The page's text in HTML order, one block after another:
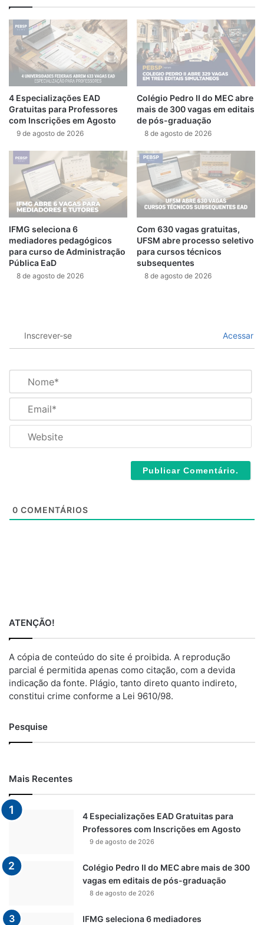
4 Especializações EAD
Gratuitas para Professores
com Inscrições em Agosto
9 de agosto de 2026
Colégio Pedro II do MEC abre
mais de 300 vagas em editais
de pós-graduação
8 de agosto de 2026
IFMG seleciona 6
mediadores pedagógicos
para curso de Administração
Pública EaD
8 de agosto de 2026
Com 630 vagas gratuitas,
UFSM abre processo seletivo
para cursos técnicos
subsequentes
8 de agosto de 2026
Inscrever-se Acessar
m
*a
l
0 COMENTÁRIOS
ATENÇÃO!
A cópia de conteúdo do site é proibida. A reprodução
parcial é permitida apenas como citação, com a devida
indicação da fonte. Plágio, tanto direto quanto indireto,
constitui crime conforme a Lei 9610/98.
Pesquise
Mais Recentes
4 Especializações EAD Gratuitas para
Professores com Inscrições em Agosto
9 de agosto de 2026
Colégio Pedro II do MEC abre mais de 300
vagas em editais de pós-graduação
8 de agosto de 2026
IFMG seleciona 6 mediadores